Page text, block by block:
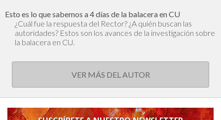
Esto es lo que sabemos a 4 días de la balacera en CU
¿Cuál fue la respuesta del Rector? ¿A quién buscan las
autoridades? Estos son los avances de la investigación sobre
la balacera en CU.
VER MÁS DEL AUTOR